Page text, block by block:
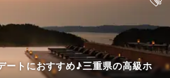
ートにおすすめ♪三重県の高級ホ